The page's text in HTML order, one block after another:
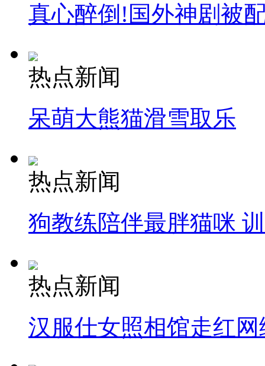
真心醉倒!国外神剧被
热点新闻
呆萌大熊猫滑雪取乐
热点新闻
狗教练陪伴最胖猫咪
热点新闻
汉服仕女照相馆走红网